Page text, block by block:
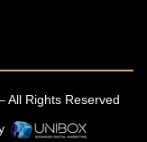
All Rights Reserved